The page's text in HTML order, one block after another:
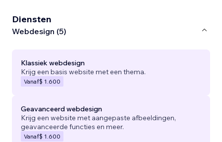
Diensten
Webdesign (5)
Klassiek webdesign
Krijg een basis website met een thema.
Vanaf$ 1.600
Geavanceerd webdesign
Krijg een website met aangepaste afbeeldingen,
geavanceerde functies en meer.
Vanaf$ 1.600